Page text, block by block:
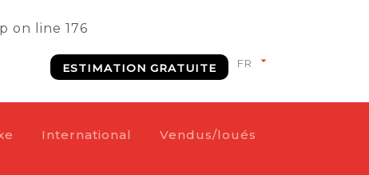
on line 176
ESTIMATION GRATUITE
International Vendus/loués